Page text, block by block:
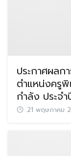
ประกาศผลก
ตำแหน่งครู
กำลัง ประจ
21 พฤษภาคม